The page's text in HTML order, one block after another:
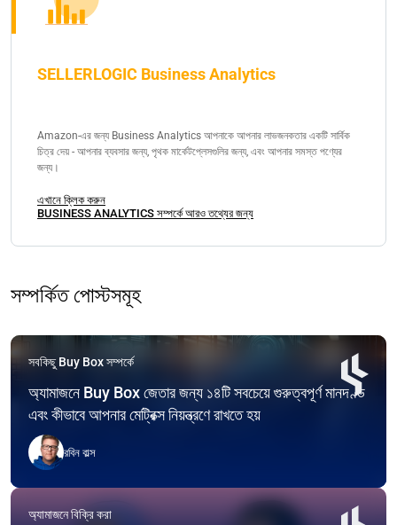
SELLERLOGIC Business Analytics
Amazon-এর জন্য Business Analytics আপনাকে আপনার লাভজনকতার একটি সার্বিক
চিত্র দেয় - আপনার ব্যবসার জন্য, পৃথক মার্কেটপ্লেসগুলির জন্য, এবং আপনার সমস্ত পণ্যের
জন্য।
এখানে ক্লিক করুন
BUSINESS ANALYTICS সম্পর্কে আরও তথ্যের জন্য
সম্পর্কিত পোস্টসমূহ
সবকিছু Buy Box সম্পর্কে
অ্যামাজনে Buy Box জেতার জন্য ১৪টি সবচেয়ে গুরুত্বপূর্ণ মানদণ্ড
এবং কীভাবে আপনার মেট্রিক্স নিয়ন্ত্রণে রাখতে হয়
রবিন বাল্স
অ্যামাজনে বিক্রি করা